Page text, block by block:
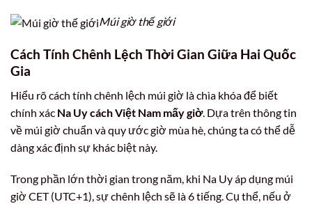
Múi giờ thế giới
Cách Tính Chênh Lệch Thời Gian Giữa Hai Quốc
Gia
Hiểu rõ cách tính chênh lệch múi giờ là chìa khóa để biết
chính xác Na Uy cách Việt Nam mấy giờ. Dựa trên thông tin
về múi giờ chuẩn và quy ước giờ mùa hè, chúng ta có thể dễ
dàng xác định sự khác biệt này.
Trong phần lớn thời gian trong năm, khi Na Uy áp dụng múi
giờ CET (UTC+1), sự chênh lệch sẽ là 6 tiếng. Cụ thể, nếu ở